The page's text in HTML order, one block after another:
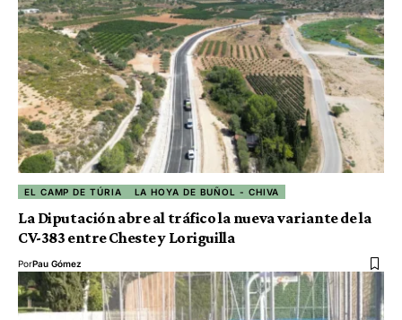
EL CAMP DE TÚRIA LA HOYA DE BUÑOL - CHIVA
La Diputación abre al tráfico la nueva variante de la
CV-383 entre Cheste y Loriguilla
PorPau Gómez